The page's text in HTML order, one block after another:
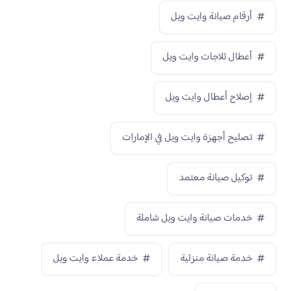
أرقام صيانة وايت ويل
أعطال ثلاجات وايت ويل
إصلاح أعطال وايت ويل
تصليح أجهزة وايت ويل في الإمارات
توكيل صيانة معتمد
خدمات صيانة وايت ويل شاملة
خدمة صيانة منزلية خدمة عملاء وايت ويل